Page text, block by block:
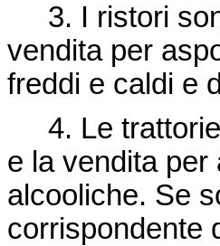
3. I ristori
vendita per
freddi e caldi e
4. Le trattorie
e la vendita per
alcooliche. Se
corrispondente